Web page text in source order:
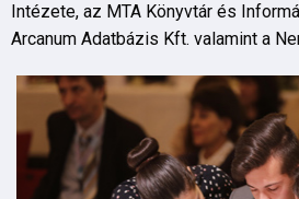
Intézete, az MTA Könyvtár és
Arcanum Adatbázis Kft. valamint a